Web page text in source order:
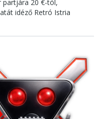
partjára 20 €-tól,
idéző Retró Istria